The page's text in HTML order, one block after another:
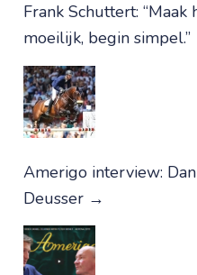
Frank Schuttert: “Maak
moeilijk, begin simpel.”
Amerigo interview:
Deusser →